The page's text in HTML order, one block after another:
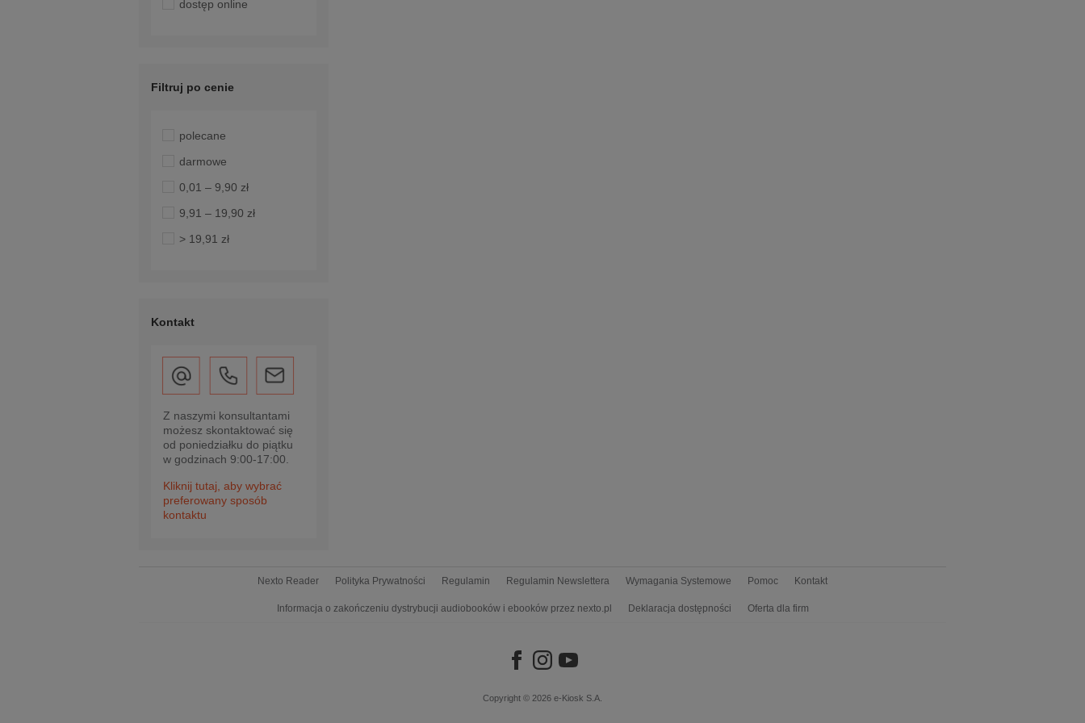
dostęp online
Filtruj po cenie
polecane
darmowe
0,01 – 9,90 zł
9,91 – 19,90 zł
> 19,91 zł
Kontakt
Z naszymi konsultantami
możesz skontaktować się
od poniedziałku do piątku
w godzinach 9:00-17:00.
Kliknij tutaj, aby wybrać
preferowany sposób
kontaktu
Nexto Reader Polityka Prywatności Regulamin Regulamin Newslettera Wymagania Systemowe Pomoc Kontakt
Informacja o zakończeniu dystrybucji audiobooków i ebooków przez nexto.pl Deklaracja dostępności Oferta dla firm
Copyright © 2026 e-Kiosk S.A.